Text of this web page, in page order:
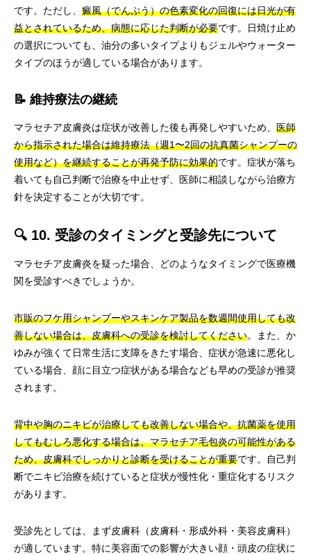
です。ただし、 癜風（でんぷう）の色素変化の回復には日光が有
益とされているため、病態に応じた判断が必要です。日焼け止め
の選択についても、油分の多いタイプよりもジェルやウォーター
タイプのほうが適している場合があります。
📝 維持療法の継続
マラセチア皮膚炎は症状が改善した後も再発しやすいため、 医師
から指示された場合は維持療法（週1〜2回の抗真菌シャンプーの
使用など）を継続することが再発予防に効果的です。症状が落ち
着いても自己判断で治療を中止せず、医師に相談しながら治療方
針を決定することが大切です。
🔍 10. 受診のタイミングと受診先について
マラセチア皮膚炎を疑った場合、どのようなタイミングで医療機
関を受診すべきでしょうか。
市販のフケ用シャンプーやスキンケア製品を数週間使用しても改
善しない場合は、皮膚科への受診を検討してください。また、か
ゆみが強くて日常生活に支障をきたす場合、症状が急速に悪化し
ている場合、顔に目立つ症状がある場合なども早めの受診が推奨
されます。
背中や胸のニキビが治療しても改善しない場合や、抗菌薬を使用
してもむしろ悪化する場合は、マラセチア毛包炎の可能性がある
ため、皮膚科でしっかりと診断を受けることが重要です。自己判
断でニキビ治療を続けていると症状が慢性化・重症化するリスク
があります。
受診先としては、まず皮膚科（皮膚科・形成外科・美容皮膚科）
が適しています。特に美容面での影響が大きい顔・頭皮の症状に